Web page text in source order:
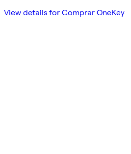
View details for Comprar OneKey